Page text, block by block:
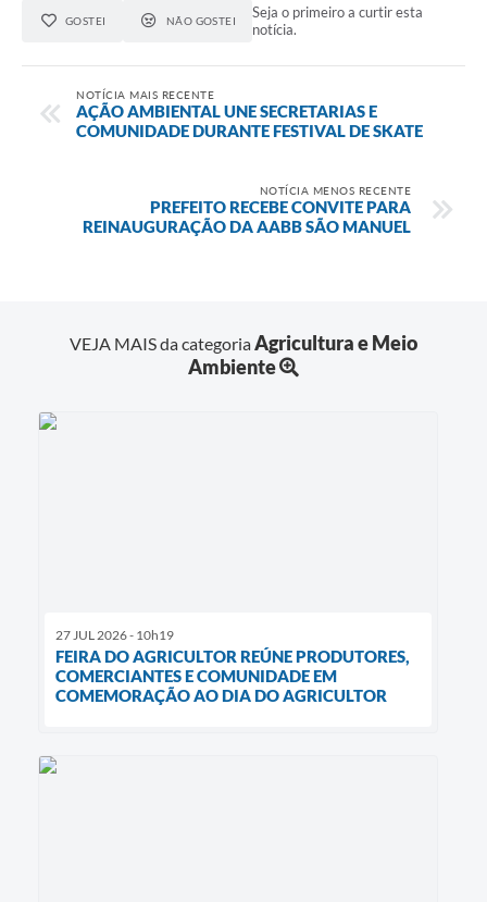
GOSTEI NÃO GOSTEI
Seja o primeiro a curtir esta
notícia.
NOTÍCIA MAIS RECENTE
AÇÃO AMBIENTAL UNE SECRETARIAS E
COMUNIDADE DURANTE FESTIVAL DE SKATE
NOTÍCIA MENOS RECENTE
PREFEITO RECEBE CONVITE PARA
REINAUGURAÇÃO DA AABB SÃO MANUEL
VEJA MAIS da categoriaAgricultura e Meio
Ambiente
27 JUL 2026 - 10h19
FEIRA DO AGRICULTOR REÚNE PRODUTORES,
COMERCIANTES E COMUNIDADE EM
COMEMORAÇÃO AO DIA DO AGRICULTOR